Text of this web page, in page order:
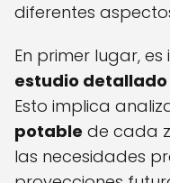
diferentes
En primer lugar,
estudio detallado
Esto implica
potable de cada
las necesidades